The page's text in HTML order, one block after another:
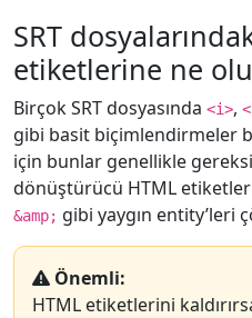
SRT
etiketlerine ne
Birçok SRT dosyasında <i>,
gibi basit biçimlendirmeler
için bunlar genellikle
dönüştürücü HTML
&amp; gibi yaygın entity’leri
Önemli:
HTML etiketlerini